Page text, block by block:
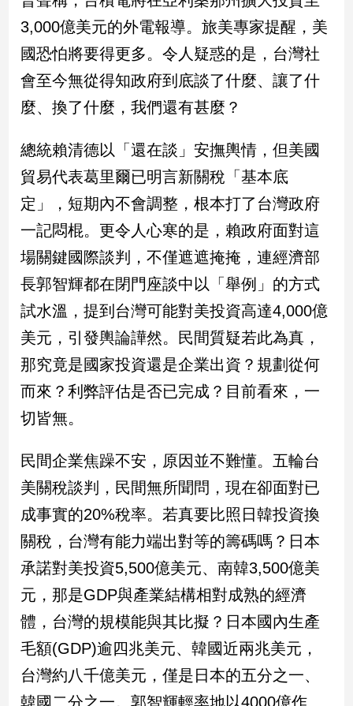
民
調
國
會
焦
點
觀
點
兩
岸/
際
社
會/
地
方
新
病
毒
專
南
台
灣
觀
點
南
灣
觀
點
3,000億美元的外電報導。旅美專家提醒，美
國恐怕將要得更多。令人疑惑的是，台灣社
會至今無從得知政府到底談了什麼、讓了什
麼、換了什麼，我們還有甚麼？
總統賴清德以「還在談」安撫輿情，但美國
貿易代表葛里爾已明言新關稅「基本底
定」，短期內不會調整，根本打了台灣政府
一記悶棍。更令人心寒的是，賴政府面對這
場關鍵國際談判，不僅遮遮掩掩，連經濟部
長郭智輝都在閉門座談中以「舉例」的方式
試水溫，提到台灣可能對美投資高達4,000億
美元，引發輿論譁然。民間質疑若此為真，
那究竟是國家投資還是企業出資？規劃從何
而來？利弊評估是否已完成？目前看來，一
切皆無。
民間企業焦躁不安，原因並不難懂。五輪台
美關稅談判，民間無所聞問，現在卻面對已
成事實的20%稅率。若真要比照日韓投資換
關稅，台灣有能力端出對等的籌碼嗎？日本
承諾對美投資5,500億美元、南韓3,500億美
元，那是GDP與產業結構相對成熟的經濟
體，台灣的規模能與其比擬？日本國內生產
毛額(GDP)逾四兆美元、韓國近兩兆美元，
台灣約八千億美元，僅是日本的五分之一、
韓國二分之一。郭智輝輕率地以4000億作